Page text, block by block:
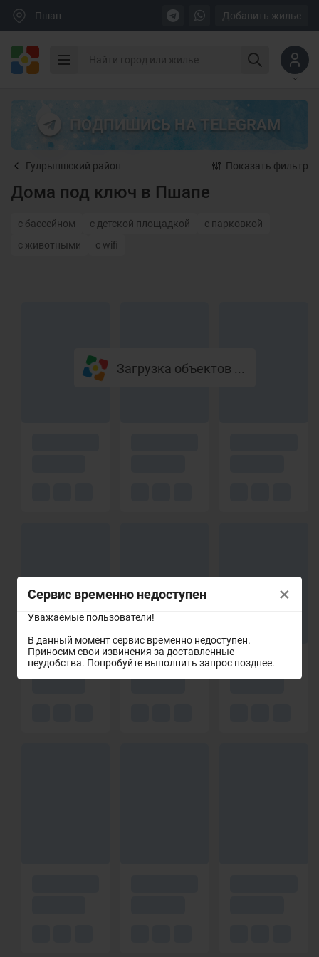
Сервис временно недоступен
Уважаемые пользователи!
В данный момент сервис временно недоступен.
Приносим свои извинения за доставленные
неудобства. Попробуйте выполнить запрос позднее.
×
Пшап Добавить жилье
ПОДПИШИСЬ НА TELEGRAM
Гулрыпшский район Показать фильтр
Дома под ключ в Пшапе
с бассейном с детской площадкой
с парковкой
с животными
с wifi
Загрузка объектов ...